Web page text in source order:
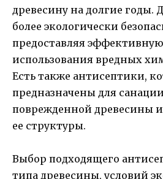
древесину на долгие годы.
более экологически
предоставляя
использования вредных
Есть также антисептики,
предназначены для
поврежденной древесины
ее структуры.
Выбор подходящего
типа древесины, условий